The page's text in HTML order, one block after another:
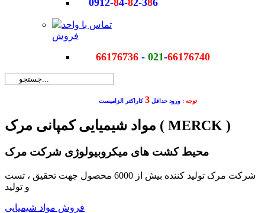
0912-84-82-386
تماس با واحد
فروش
66176736- 021-66176740
توجه : ورود حداقل3کاراکتر الزامیست
مواد شیمیایی کمپانی مرک ( MERCK )
محیط کشت های میکروبیولوژی شرکت مرک
شرکت مرک تولید کننده بیش از 6000 محصول جهت تحقیق ، تست
و تولید
فروش مواد شیمیایی